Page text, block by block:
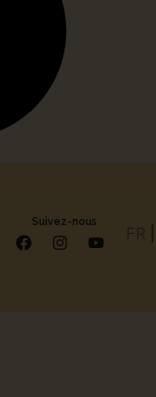
Suivez-nous
FR